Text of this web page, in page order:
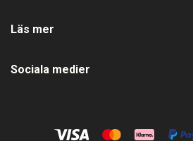
Läs mer
Sociala medier